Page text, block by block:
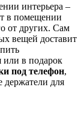
интерьера –
в помещении
от других. Сам
вещей доставит
или в подарок
под телефон,
держатели для